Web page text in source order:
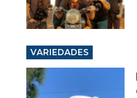
VARIEDADES